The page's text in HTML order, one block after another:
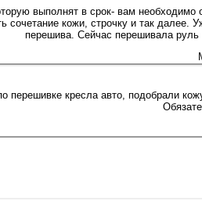
выполнят в срок- вам
сочетание кожи, строчку и так
перешива. Сейчас перешивала
перешивке кресла авто, подобрали